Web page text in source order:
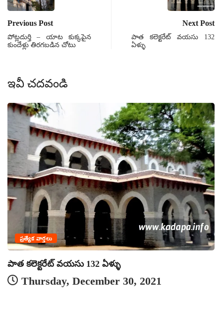
Previous Post
పోట్లదుర్తి – యాట కుక్కపైన
కుందేళ్లు తిరగబడిన చోటు
Next Post
పాత కలెక్టరేట్ వయసు 132
ఏళ్ళు
ఇవీ చదవండి
ప్రత్యేక వార్తలు
పాత కలెక్టరేట్ వయసు 132 ఏళ్ళు
Thursday, December 30, 2021